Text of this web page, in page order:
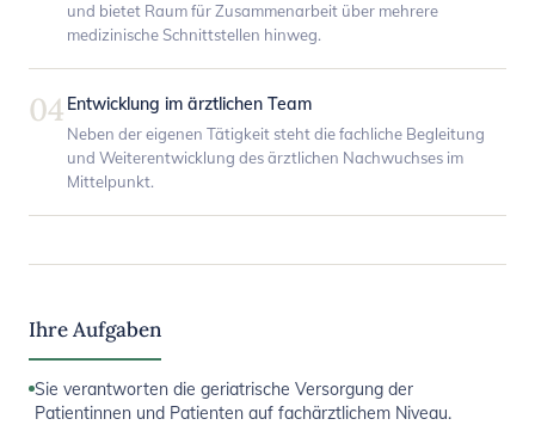
und bietet Raum für Zusammenarbeit über mehrere
medizinische Schnittstellen hinweg.
04 Entwicklung im ärztlichen Team
Neben der eigenen Tätigkeit steht die fachliche Begleitung
und Weiterentwicklung des ärztlichen Nachwuchses im
Mittelpunkt.
Ihre Aufgaben
Sie verantworten die geriatrische Versorgung der
Patientinnen und Patienten auf fachärztlichem Niveau.